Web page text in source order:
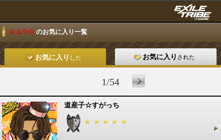
☆ユウ☆ のお気に入り一覧
お気に入り した お気に入り された
1/54
道産子☆すがっち